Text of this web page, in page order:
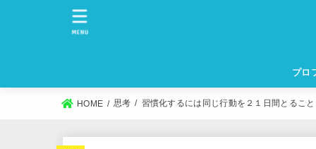
プロ
MENU
HOME 思考 習慣化するには同じ行動を２１日間とるこ